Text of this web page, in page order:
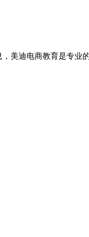
美迪电商教育是专业